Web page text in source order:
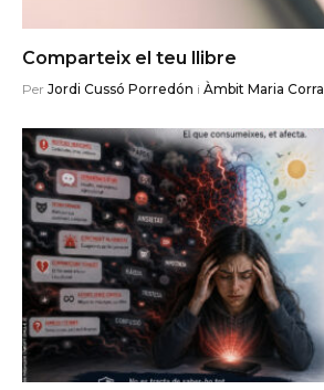
Comparteix el teu llibre
Per Jordi Cussó Porredón i Àmbit Maria Corral